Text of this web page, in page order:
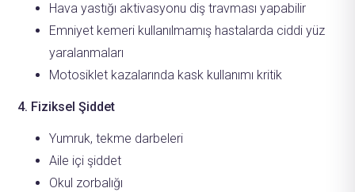
Hava yastığı aktivasyonu diş travması yapabilir
Emniyet kemeri kullanılmamış hastalarda ciddi yüz
yaralanmaları
Motosiklet kazalarında kask kullanımı kritik
4. Fiziksel Şiddet
Yumruk, tekme darbeleri
Aile içi şiddet
Okul zorbalığı